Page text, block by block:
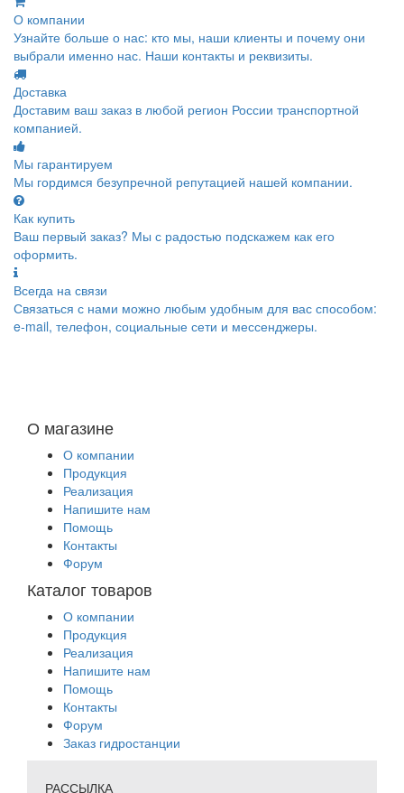
О компании
Узнайте больше о нас: кто мы, наши клиенты и почему они
выбрали именно нас. Наши контакты и реквизиты.
Доставка
Доставим ваш заказ в любой регион России транспортной
компанией.
Мы гарантируем
Мы гордимся безупречной репутацией нашей компании.
Как купить
Ваш первый заказ? Мы с радостью подскажем как его
оформить.
Всегда на связи
Связаться с нами можно любым удобным для вас способом:
e-mail, телефон, социальные сети и мессенджеры.
О магазине
О компании
Продукция
Реализация
Напишите нам
Помощь
Контакты
Форум
Каталог товаров
О компании
Продукция
Реализация
Напишите нам
Помощь
Контакты
Форум
Заказ гидростанции
РАССЫЛКА